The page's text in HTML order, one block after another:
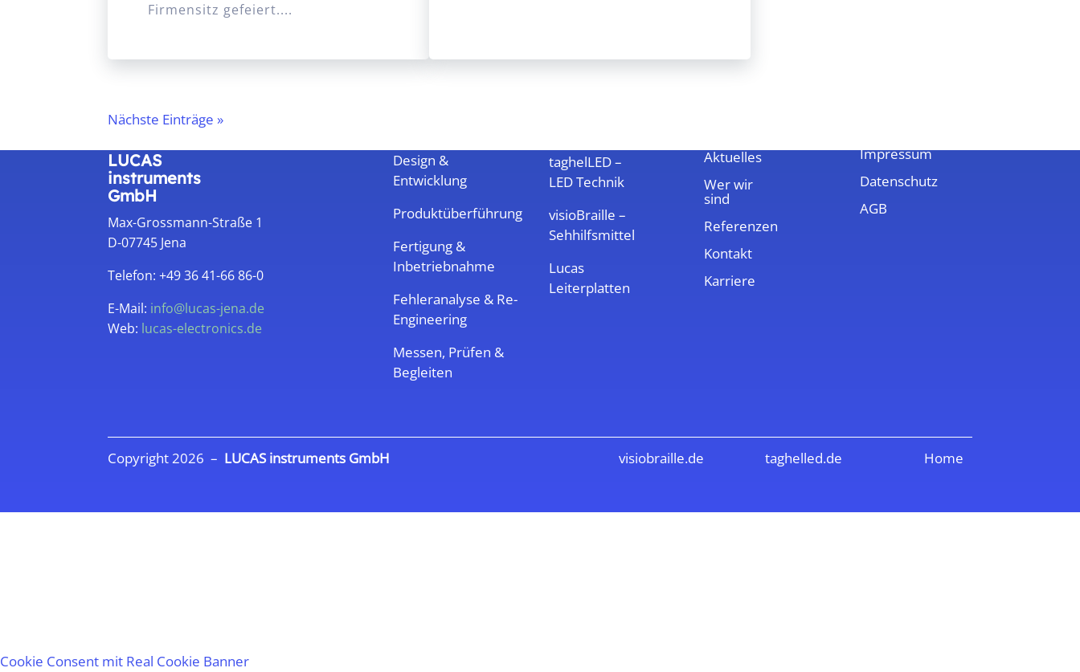
Firmensitz gefeiert....
Nächste Einträge »
LUCAS
instruments
GmbH
Max-Grossmann-Straße 1
D-07745 Jena
Telefon: +49 36 41-66 86-0
E-Mail: info@lucas-jena.de
Web: lucas-electronics.de
Design &
Entwicklung
Produktüberführung
Fertigung &
Inbetriebnahme
Fehleranalyse & Re-
Engineering
Messen, Prüfen &
Begleiten
taghelLED –
LED Technik
visioBraille –
Sehhilfsmittel
Lucas
Leiterplatten
Aktuelles
Wer wir
sind
Referenzen
Kontakt
Karriere
Impressum
Datenschutz
AGB
Copyright 2026 – LUCAS instruments GmbH visiobraille.de taghelled.de Home
Cookie Consent mit Real Cookie Banner